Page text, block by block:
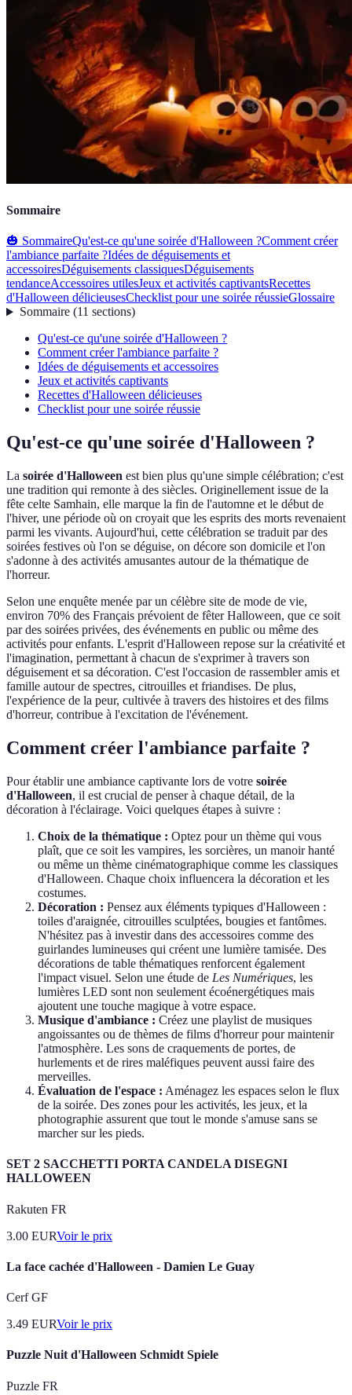
Sommaire
🎃 SommaireQu'est-ce qu'une soirée d'Halloween ?Comment créer
l'ambiance parfaite ?Idées de déguisements et
accessoiresDéguisements classiquesDéguisements
tendanceAccessoires utilesJeux et activités captivantsRecettes
d'Halloween délicieusesChecklist pour une soirée réussieGlossaire
Sommaire(11 sections)
Qu'est-ce qu'une soirée d'Halloween ?
Comment créer l'ambiance parfaite ?
Idées de déguisements et accessoires
Jeux et activités captivants
Recettes d'Halloween délicieuses
Checklist pour une soirée réussie
Qu'est-ce qu'une soirée d'Halloween ?
La soirée d'Halloween est bien plus qu'une simple célébration; c'est
une tradition qui remonte à des siècles. Originellement issue de la
fête celte Samhain, elle marque la fin de l'automne et le début de
l'hiver, une période où on croyait que les esprits des morts revenaient
parmi les vivants. Aujourd'hui, cette célébration se traduit par des
soirées festives où l'on se déguise, on décore son domicile et l'on
s'adonne à des activités amusantes autour de la thématique de
l'horreur.
Selon une enquête menée par un célèbre site de mode de vie,
environ 70% des Français prévoient de fêter Halloween, que ce soit
par des soirées privées, des événements en public ou même des
activités pour enfants. L'esprit d'Halloween repose sur la créativité et
l'imagination, permettant à chacun de s'exprimer à travers son
déguisement et sa décoration. C'est l'occasion de rassembler amis et
famille autour de spectres, citrouilles et friandises. De plus,
l'expérience de la peur, cultivée à travers des histoires et des films
d'horreur, contribue à l'excitation de l'événement.
Comment créer l'ambiance parfaite ?
Pour établir une ambiance captivante lors de votre soirée
d'Halloween, il est crucial de penser à chaque détail, de la
décoration à l'éclairage. Voici quelques étapes à suivre :
Choix de la thématique : Optez pour un thème qui vous
plaît, que ce soit les vampires, les sorcières, un manoir hanté
ou même un thème cinématographique comme les classiques
d'Halloween. Chaque choix influencera la décoration et les
costumes.
Décoration : Pensez aux éléments typiques d'Halloween :
toiles d'araignée, citrouilles sculptées, bougies et fantômes.
N'hésitez pas à investir dans des accessoires comme des
guirlandes lumineuses qui créent une lumière tamisée. Des
décorations de table thématiques renforcent également
l'impact visuel. Selon une étude de Les Numériques, les
lumières LED sont non seulement écoénergétiques mais
ajoutent une touche magique à votre espace.
Musique d'ambiance : Créez une playlist de musiques
angoissantes ou de thèmes de films d'horreur pour maintenir
l'atmosphère. Les sons de craquements de portes, de
hurlements et de rires maléfiques peuvent aussi faire des
merveilles.
Évaluation de l'espace : Aménagez les espaces selon le flux
de la soirée. Des zones pour les activités, les jeux, et la
photographie assurent que tout le monde s'amuse sans se
marcher sur les pieds.
SET 2 SACCHETTI PORTA CANDELA DISEGNI
HALLOWEEN
Rakuten FR
3.00 EURVoir le prix
La face cachée d'Halloween - Damien Le Guay
Cerf GF
3.49 EURVoir le prix
Puzzle Nuit d'Halloween Schmidt Spiele
Puzzle FR